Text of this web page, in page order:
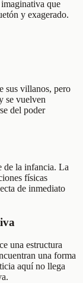
que
y exagerado.
sus villanos, pero
se vuelven
del poder
de la infancia. La
físicas
de inmediato
una estructura
una forma
aquí no llega